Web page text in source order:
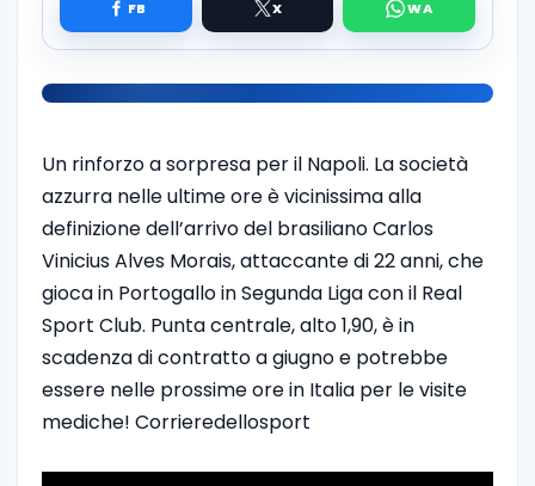
Un rinforzo a sorpresa per il Napoli. La società
azzurra nelle ultime ore è vicinissima alla
definizione dell’arrivo del brasiliano Carlos
Vinicius Alves Morais, attaccante di 22 anni, che
gioca in Portogallo in Segunda Liga con il Real
Sport Club. Punta centrale, alto 1,90, è in
scadenza di contratto a giugno e potrebbe
essere nelle prossime ore in Italia per le visite
mediche! Corrieredellosport